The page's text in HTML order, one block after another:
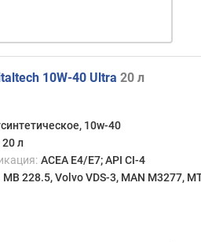
10W-40 Ultra 20 л
10w-40
20 л
ACEA E4/E7; API CI-4
MB 228.5, Volvo VDS-3, MAN M3277,